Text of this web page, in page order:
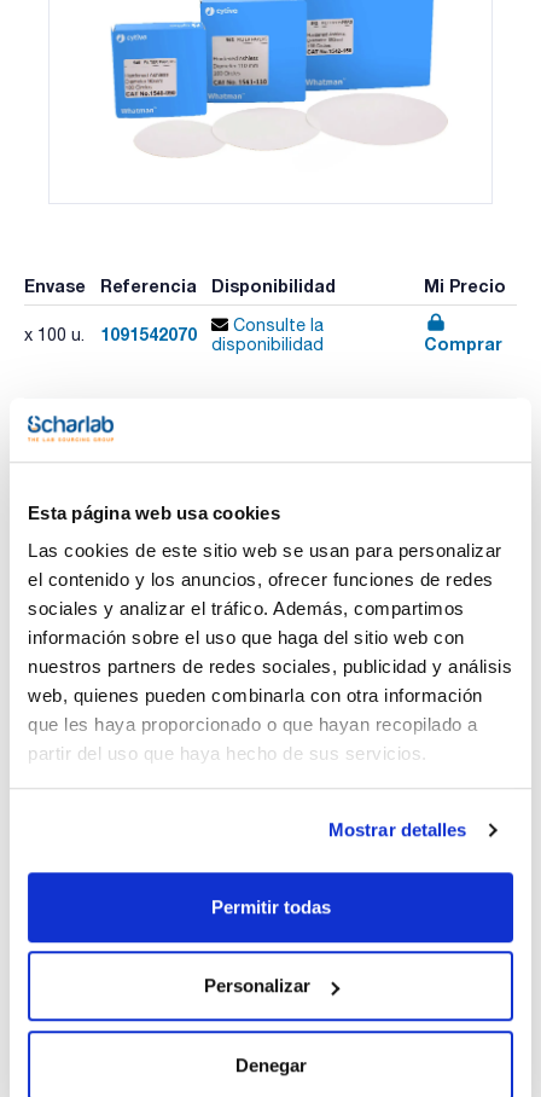
Esta página web usa cookies
Las cookies de este sitio web se usan para personalizar
el contenido y los anuncios, ofrecer funciones de redes
sociales y analizar el tráfico. Además, compartimos
información sobre el uso que haga del sitio web con
nuestros partners de redes sociales, publicidad y análisis
web, quienes pueden combinarla con otra información
que les haya proporcionado o que hayan recopilado a
partir del uso que haya hecho de sus servicios.
Mostrar detalles
Permitir todas
Personalizar
Denegar
Envase Referencia Disponibilidad Mi Precio
x 100 u. 1091542070
Consulte la
disponibilidad
Comprar
Diámetro (mm) : 70
Pack (u.) : 100
Papeles de filtro para análisis cuantitativo o gravimétrico.
Ver más
Documentación técnica
TDS / Ficha técnica
Regístrate para
COA
Regístrate para
Los productos marcados con esta imagen son
productos marca Scharlau habitualmente en stock,
listos para una entrega inmediata.